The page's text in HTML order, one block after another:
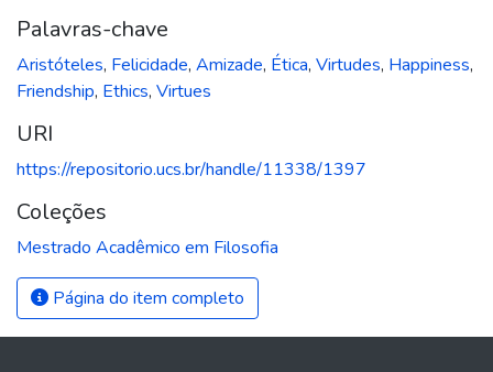
Palavras-chave
Aristóteles, Felicidade, Amizade, Ética, Virtudes, Happiness,
Friendship, Ethics, Virtues
URI
https://repositorio.ucs.br/handle/11338/1397
Coleções
Mestrado Acadêmico em Filosofia
Página do item completo